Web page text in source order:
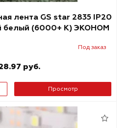
лента GS star 2835 IP20
белый (6000+ К) ЭКОНОМ
Под заказ
руб.
Просмотр